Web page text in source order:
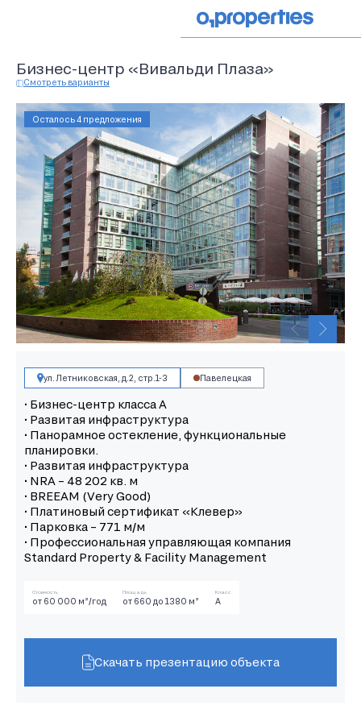
Бизнес-центр «Вивальди Плаза»
Смотреть варианты
Осталось 4 предложения
ул. Летниковская, д.2, стр.1-3 Павелецкая
• Бизнес-центр класса А
• Развитая инфраструктура
• Панорамное остекление, функциональные
планировки.
• Развитая инфраструктура
• NRA – 48 202 кв. м
• BREEAM (Very Good)
• Платиновый сертификат «Клевер»
• Парковка – 771 м/м
• Профессиональная управляющая компания
Standard Property & Facility Management
Стоимость
от 60 000 м²/год
Площадь
от 660 до 1380 м²
Класс
А
Скачать презентацию объекта